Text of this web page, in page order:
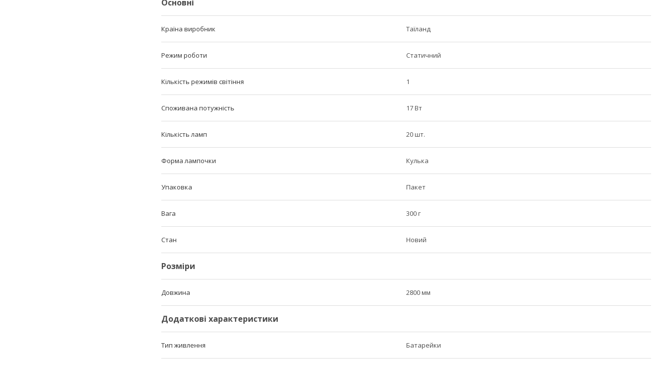
Основні
Країна виробник Таїланд
Режим роботи Статичний
Кількість режимів світіння 1
Споживана потужність 17 Вт
Кількість ламп 20 шт.
Форма лампочки Кулька
Упаковка Пакет
Вага 300 г
Стан Новий
Розміри
Довжина 2800 мм
Додаткові характеристики
Тип живлення Батарейки